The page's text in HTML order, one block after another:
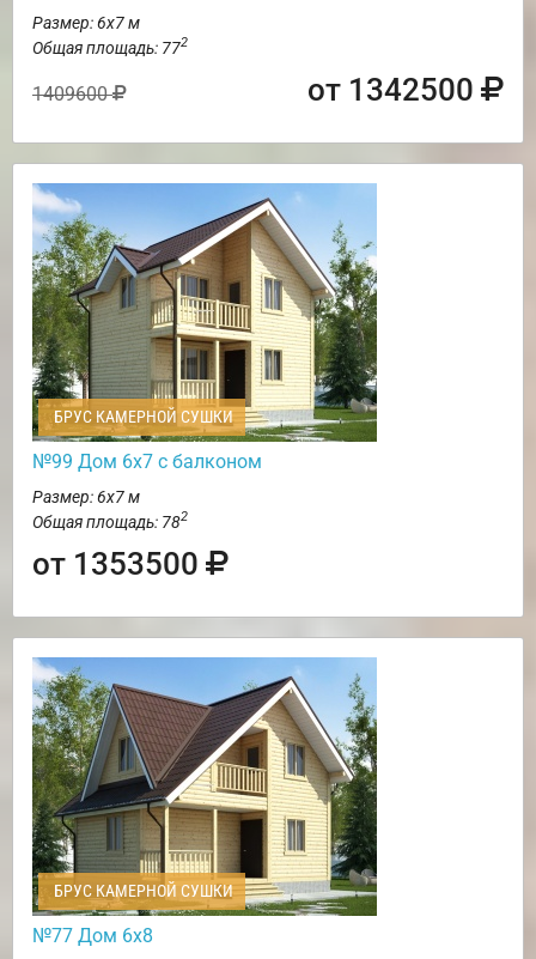
Размер: 6х7 м
Общая площадь: 772
1409600 от 1342500
БРУС КАМЕРНОЙ СУШКИ
№99 Дом 6х7 с балконом
Размер: 6х7 м
Общая площадь: 782
от 1353500
БРУС КАМЕРНОЙ СУШКИ
№77 Дом 6х8